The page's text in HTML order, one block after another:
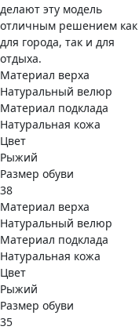
делают эту модель
отличным решением как
для города, так и для
отдыха.
Материал верха
Натуральный велюр
Материал подклада
Натуральная кожа
Цвет
Рыжий
Размер обуви
38
Материал верха
Натуральный велюр
Материал подклада
Натуральная кожа
Цвет
Рыжий
Размер обуви
35